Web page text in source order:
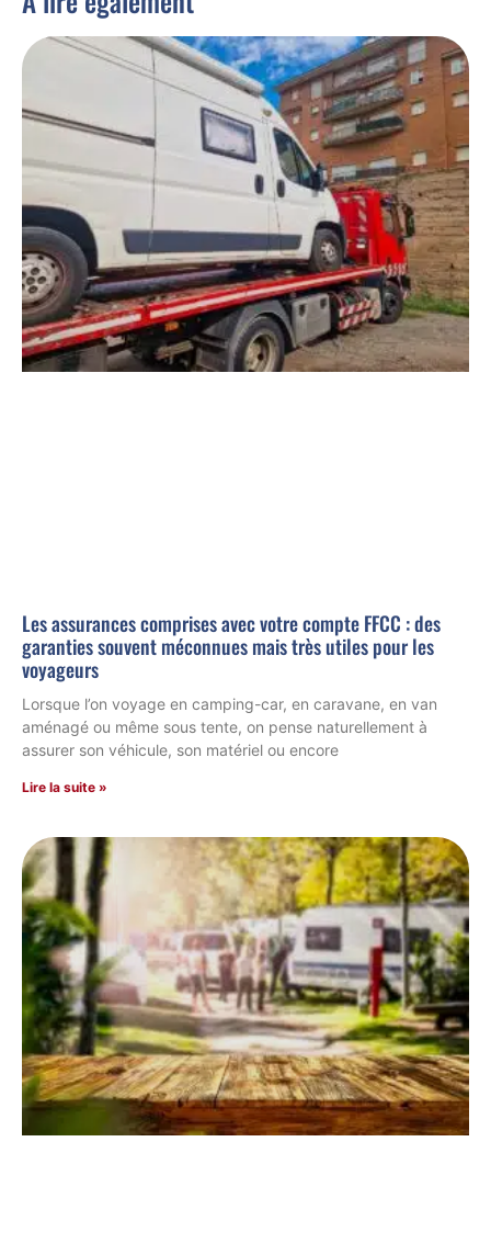
Les assurances comprises avec votre compte FFCC : des
garanties souvent méconnues mais très utiles pour les
voyageurs
Lorsque l’on voyage en camping-car, en caravane, en van
aménagé ou même sous tente, on pense naturellement à
assurer son véhicule, son matériel ou encore
Lire la suite »